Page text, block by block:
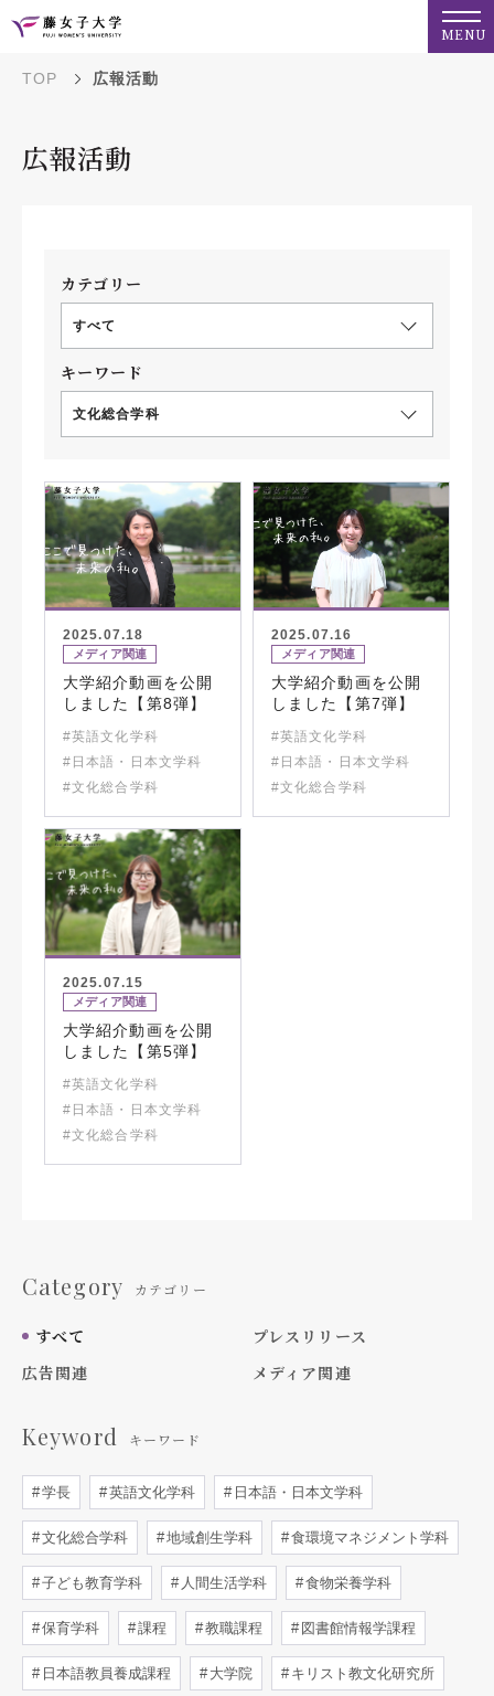
MENU
TOP 広報活動
広報活動
カテゴリー
すべて
キーワード
文化総合学科
2025.07.18
メディア関連
大学紹介動画を公開
しました【第8弾】
#英語文化学科
#日本語・日本文学科
#文化総合学科
2025.07.16
メディア関連
大学紹介動画を公開
しました【第7弾】
#英語文化学科
#日本語・日本文学科
#文化総合学科
2025.07.15
メディア関連
大学紹介動画を公開
しました【第5弾】
#英語文化学科
#日本語・日本文学科
#文化総合学科
Category カテゴリー
すべて
プレスリリース
広告関連
メディア関連
Keyword キーワード
学長 英語文化学科 日本語・日本文学科
文化総合学科 地域創生学科 食環境マネジメント学科
子ども教育学科 人間生活学科 食物栄養学科
保育学科 課程 教職課程 図書館情報学課程
日本語教員養成課程 大学院 キリスト教文化研究所